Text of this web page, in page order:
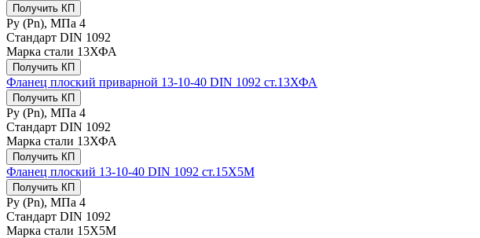
Получить КП
Ру (Рn), МПа 4
Стандарт DIN 1092
Марка стали 13ХФА
Получить КП
Фланец плоский приварной 13-10-40 DIN 1092 ст.13ХФА
Получить КП
Ру (Рn), МПа 4
Стандарт DIN 1092
Марка стали 13ХФА
Получить КП
Фланец плоский 13-10-40 DIN 1092 ст.15Х5М
Получить КП
Ру (Рn), МПа 4
Стандарт DIN 1092
Марка стали 15Х5М